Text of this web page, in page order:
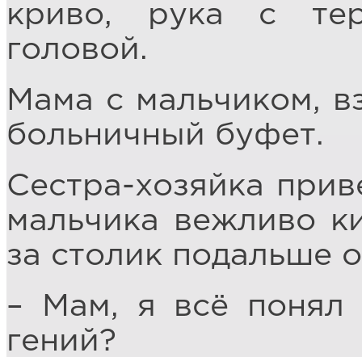
криво, рука с
головой.
Мама с мальчиком,
больничный буфет.
Сестра-хозяйка
мальчика вежливо
за столик подальше
– Мам, я всё понял
гений?